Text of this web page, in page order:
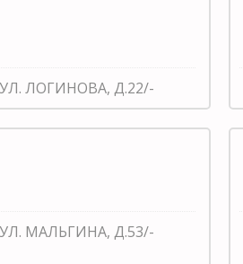
УЛ. ЛОГИНОВА, Д.22/-
УЛ. МАЛЬГИНА, Д.53/-